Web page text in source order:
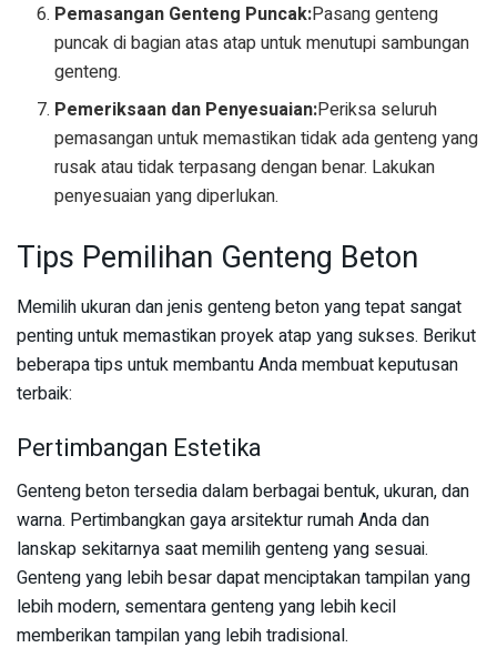
Pemasangan Genteng Puncak:Pasang genteng
puncak di bagian atas atap untuk menutupi sambungan
genteng.
Pemeriksaan dan Penyesuaian:Periksa seluruh
pemasangan untuk memastikan tidak ada genteng yang
rusak atau tidak terpasang dengan benar. Lakukan
penyesuaian yang diperlukan.
Tips Pemilihan Genteng Beton
Memilih ukuran dan jenis genteng beton yang tepat sangat
penting untuk memastikan proyek atap yang sukses. Berikut
beberapa tips untuk membantu Anda membuat keputusan
terbaik:
Pertimbangan Estetika
Genteng beton tersedia dalam berbagai bentuk, ukuran, dan
warna. Pertimbangkan gaya arsitektur rumah Anda dan
lanskap sekitarnya saat memilih genteng yang sesuai.
Genteng yang lebih besar dapat menciptakan tampilan yang
lebih modern, sementara genteng yang lebih kecil
memberikan tampilan yang lebih tradisional.